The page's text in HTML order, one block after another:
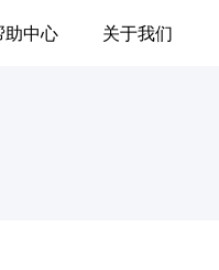
助中心 关于我们